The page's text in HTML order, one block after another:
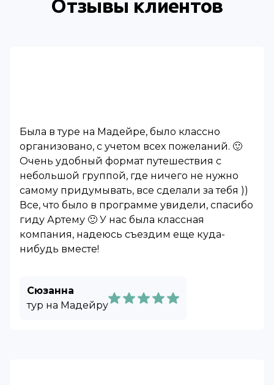
Отзывы клиентов
Была в туре на Мадейре, было классно
организовано, с учетом всех пожеланий. 🙂
Очень удобный формат путешествия с
небольшой группой, где ничего не нужно
самому придумывать, все сделали за тебя ))
Все, что было в программе увидели, спасибо
гиду Артему 🙂 У нас была классная
компания, надеюсь съездим еще куда-
нибудь вместе!
Сюзанна
тур на Мадейру